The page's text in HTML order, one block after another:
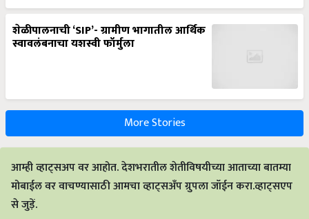
शेळीपालनाची ‘SIP’- ग्रामीण भागातील आर्थिक
स्वावलंबनाचा यशस्वी फॉर्मुला
More Stories
आम्ही व्हाट्सअप वर आहोत. देशभरातील शेतीविषयीच्या आताच्या बातम्या
मोबाईल वर वाचण्यासाठी आमचा व्हाट्सअँप ग्रुपला जॉईन करा.व्हाट्सएप
से जुड़ें.